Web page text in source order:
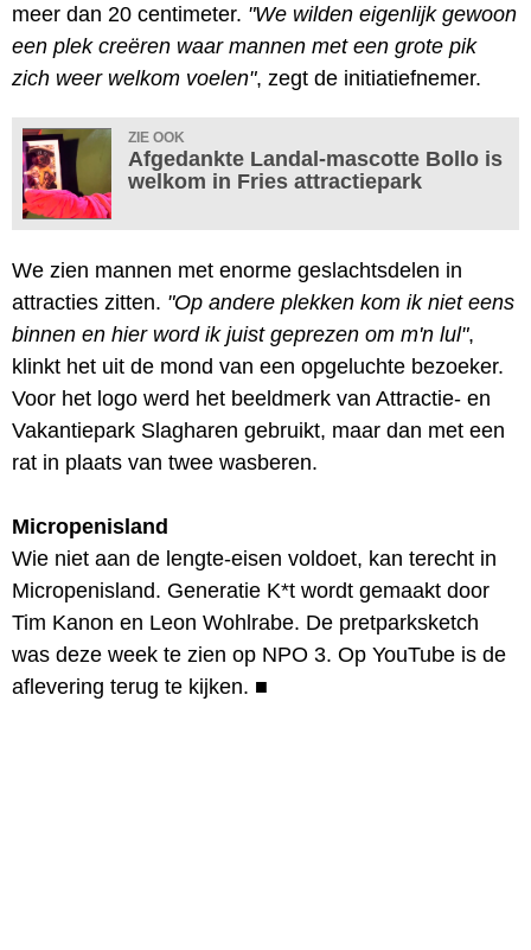
meer dan 20 centimeter. "We wilden eigenlijk gewoon
een plek creëren waar mannen met een grote pik
zich weer welkom voelen", zegt de initiatiefnemer.
ZIE OOK
Afgedankte Landal-mascotte Bollo is
welkom in Fries attractiepark
We zien mannen met enorme geslachtsdelen in
attracties zitten. "Op andere plekken kom ik niet eens
binnen en hier word ik juist geprezen om m'n lul",
klinkt het uit de mond van een opgeluchte bezoeker.
Voor het logo werd het beeldmerk van Attractie- en
Vakantiepark Slagharen gebruikt, maar dan met een
rat in plaats van twee wasberen.
Micropenisland
Wie niet aan de lengte-eisen voldoet, kan terecht in
Micropenisland. Generatie K*t wordt gemaakt door
Tim Kanon en Leon Wohlrabe. De pretparksketch
was deze week te zien op NPO 3. Op YouTube is de
aflevering terug te kijken. ■